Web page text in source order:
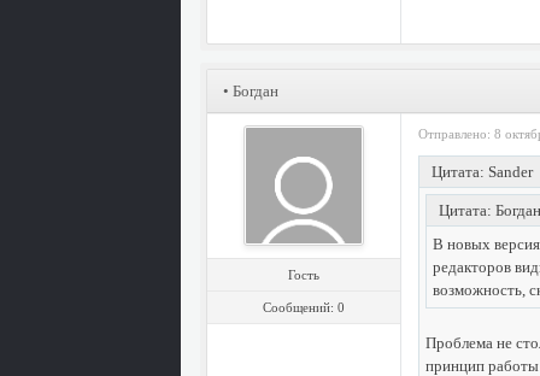
• Богдан
Отправлено: 8
Цитата: Sander
Цитата: Богдан
В новых
редакторов
возможность,
Проблема не
принцип
Гость
Сообщений: 0